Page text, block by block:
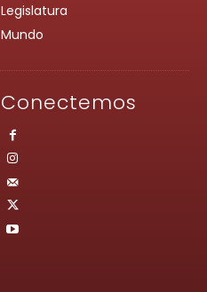
Legislatura
Mundo
Conectemos